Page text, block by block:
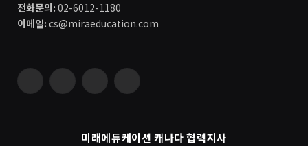
전화문의: 02-6012-1180
이메일: cs@miraeducation.com
InstagramVimeo YouTube RSS
미래에듀케이션 캐나다 협력지사